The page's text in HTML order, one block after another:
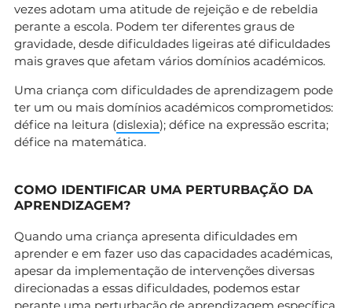
vezes adotam uma atitude de rejeição e de rebeldia
perante a escola. Podem ter diferentes graus de
gravidade, desde dificuldades ligeiras até dificuldades
mais graves que afetam vários domínios académicos.
Uma criança com dificuldades de aprendizagem pode
ter um ou mais domínios académicos comprometidos:
défice na leitura (dislexia); défice na expressão escrita;
défice na matemática.
COMO IDENTIFICAR UMA PERTURBAÇÃO DA
APRENDIZAGEM?
Quando uma criança apresenta dificuldades em
aprender e em fazer uso das capacidades académicas,
apesar da implementação de intervenções diversas
direcionadas a essas dificuldades, podemos estar
perante uma perturbação de aprendizagem específica.